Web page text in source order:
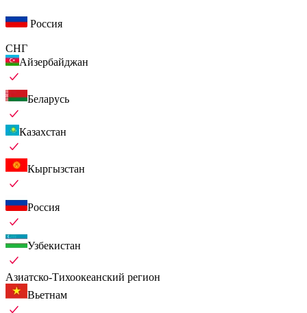
Россия
СНГ
Айзербайджан
Беларусь
Казахстан
Кыргызстан
Россия
Узбекистан
Азиатско-Тихоокеанский регион
Вьетнам